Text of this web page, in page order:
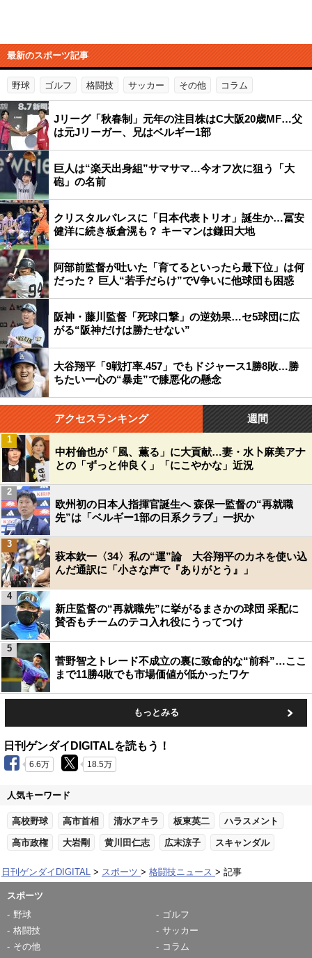
最新のスポーツ記事
野球 ゴルフ 格闘技 サッカー その他 コラム
Jリーグ「秋春制」元年の注目株はC大阪20歳MF…父
は元Jリーガー、兄はベルギー1部
巨人は“楽天出身組”サマサマ…今オフ次に狙う「大
砲」の名前
クリスタルパレスに「日本代表トリオ」誕生か…冨安
健洋に続き板倉滉も？ キーマンは鎌田大地
阿部前監督が吐いた「育てるといったら最下位」は何
だった？ 巨人“若手だらけ”でV争いに他球団も困惑
阪神・藤川監督「死球口撃」の逆効果…セ5球団に広
がる“阪神だけは勝たせない”
大谷翔平「9戦打率.457」でもドジャース1勝8敗…勝
ちたい一心の“暴走”で膝悪化の懸念
アクセスランキング 週間
中村倫也が「風、薫る」に大貢献…妻・水卜麻美アナ
との「ずっと仲良く」「にこやかな」近況
1
欧州初の日本人指揮官誕生へ 森保一監督の“再就職
先”は「ベルギー1部の日系クラブ」一択か
2
萩本欽一〈34〉私の“運”論 大谷翔平のカネを使い込
んだ通訳に「小さな声で『ありがとう』」
3
新庄監督の“再就職先”に挙がるまさかの球団 采配に
賛否もチームのテコ入れ役にうってつけ
4
菅野智之トレード不成立の裏に致命的な“前科”…ここ
まで11勝4敗でも市場価値が低かったワケ
5
もっとみる
日刊ゲンダイDIGITALを読もう！
6.6万 18.5万
人気キーワード
高校野球 高市首相 清水アキラ 板東英二 ハラスメント
高市政権 大岩剛 黄川田仁志 広末涼子 スキャンダル
日刊ゲンダイDIGITAL スポーツ 格闘技ニュース 記事
スポーツ
野球
ゴルフ
格闘技
サッカー
その他
コラム